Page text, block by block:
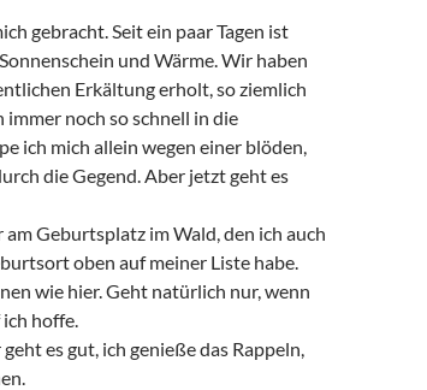
gebracht. Seit ein paar Tagen ist
und Wärme. Wir haben
Erkältung erholt, so ziemlich
immer noch so schnell in die
ich mich allein wegen einer blöden,
die Gegend. Aber jetzt geht es
Geburtsplatz im Wald, den ich auch
oben auf meiner Liste habe.
wie hier. Geht natürlich nur, wenn
hoffe.
es gut, ich genieße das Rappeln,